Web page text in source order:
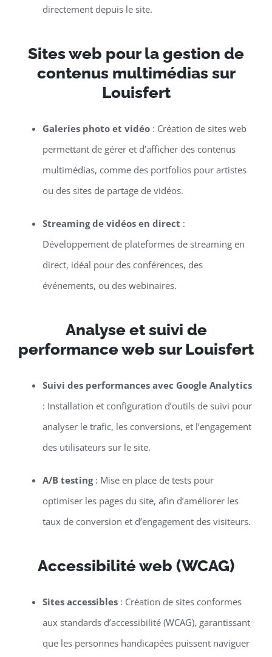
directement depuis le site.
Sites web pour la gestion de
contenus multimédias sur
Louisfert
Galeries photo et vidéo: Création de sites web
permettant de gérer et d’afficher des contenus
multimédias, comme des portfolios pour artistes
ou des sites de partage de vidéos.
Streaming de vidéos en direct :
Développement de plateformes de streaming en
direct, idéal pour des conférences, des
événements, ou des webinaires.
Analyse et suivi de
performance web sur Louisfert
Suivi des performances avec Google Analytics
: Installation et configuration d’outils de suivi pour
analyser le trafic, les conversions, et l’engagement
des utilisateurs sur le site.
A/B testing: Mise en place de tests pour
optimiser les pages du site, afin d’améliorer les
taux de conversion et d’engagement des visiteurs.
Accessibilité web (WCAG)
Sites accessibles: Création de sites conformes
aux standards d’accessibilité (WCAG), garantissant
que les personnes handicapées puissent naviguer